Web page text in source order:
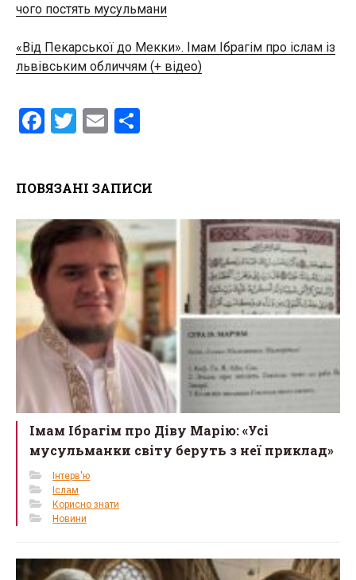
чого постять мусульмани
«Від Пекарської до Мекки». Імам Ібрагім про іслам із
львівським обличчям (+ відео)
F
b
o
o
k
T
er
E
e
ПОВЯЗАНІ ЗАПИСИ
Імам Ібрагім про Діву Марію: «Усі
мусульманки світу беруть з неї приклад»
Інтерв'ю
Іслам
Корисно знати
Новини